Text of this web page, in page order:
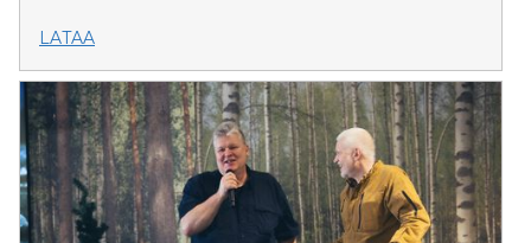
LATAA